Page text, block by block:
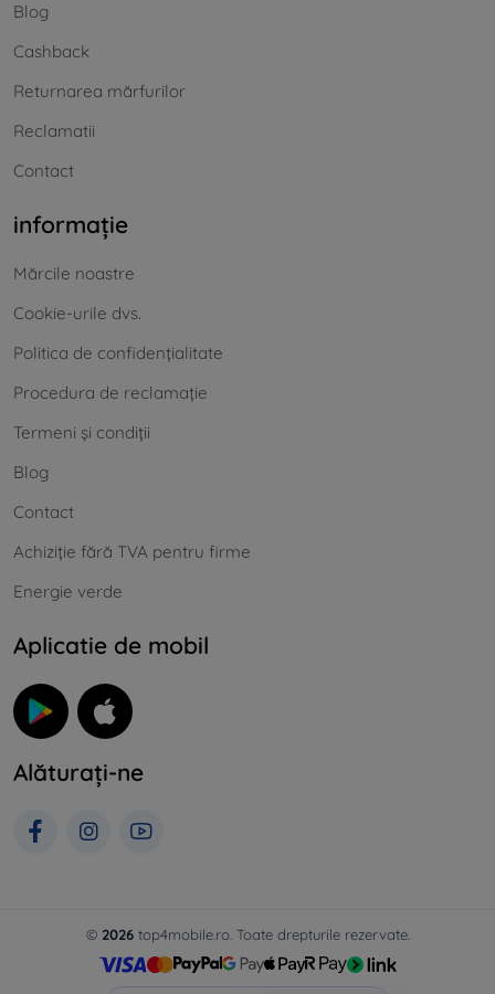
Blog
Cashback
Returnarea mărfurilor
Reclamatii
Contact
informație
Mărcile noastre
Cookie-urile dvs.
Politica de confidențialitate
Procedura de reclamație
Termeni și condiții
Blog
Contact
Achiziție fără TVA pentru firme
Energie verde
Aplicatie de mobil
Alăturați-ne
© 2026top4mobile.ro. Toate drepturile rezervate.